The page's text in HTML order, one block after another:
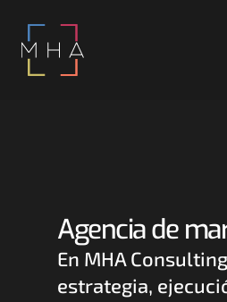
Agencia de
En MHA
estrategia,